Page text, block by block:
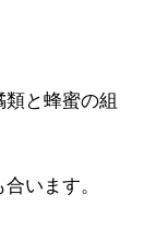
と蜂蜜の組
います。